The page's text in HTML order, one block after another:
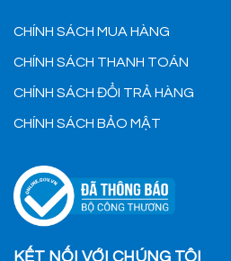
CHÍNH SÁCH MUA HÀNG
CHÍNH SÁCH THANH TOÁN
CHÍNH SÁCH ĐỔI TRẢ HÀNG
CHÍNH SÁCH BẢO MẬT
KẾT NỐI VỚI CHÚNG TÔI